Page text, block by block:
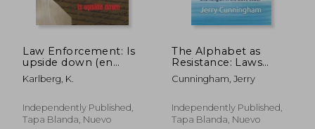
45% $ 46.68
$ 25.68
40%
dcto.
Law Enforcement: Is
upside down (en
Inglés)
Karlberg, K.
Independently Published,
Tapa Blanda, Nuevo
The Alphabet as
Resistance: Laws
Against Reading,
Writing and Religion
Inglés)
Cunningham, Jerry
Independently Published,
Tapa Blanda, Nuevo